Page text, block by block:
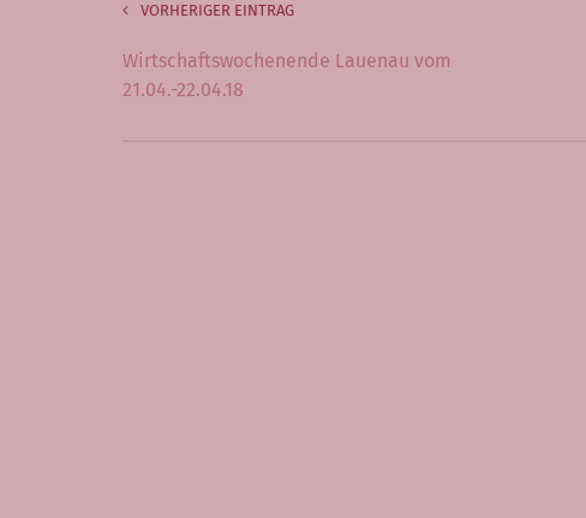
VORHERIGER EINTRAG
Wirtschaftswochenende Lauenau vom
21.04.-22.04.18